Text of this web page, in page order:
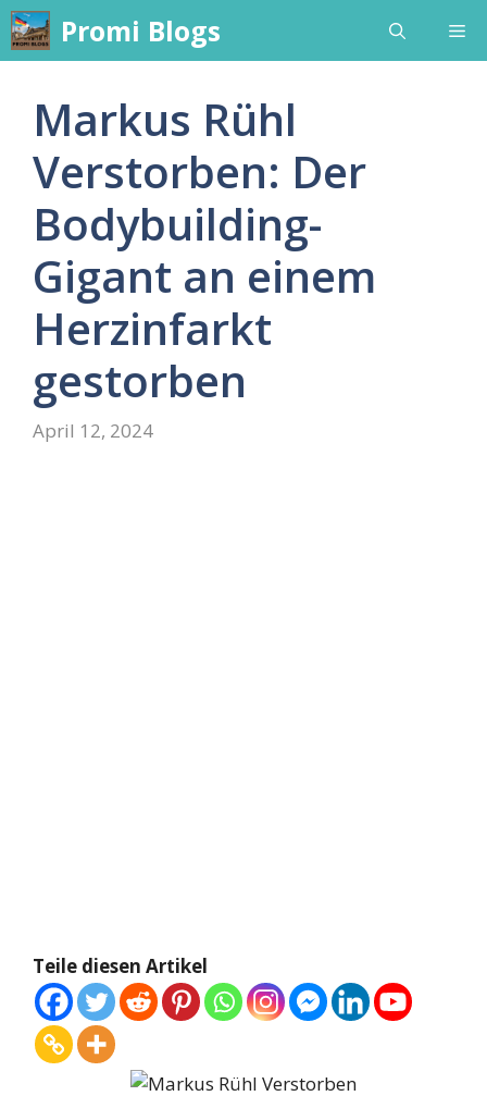
Skip
to
content
Promi Blogs
Markus Rühl
Verstorben: Der
Bodybuilding-
Gigant an einem
Herzinfarkt
gestorben
April 12, 2024
Teile diesen Artikel